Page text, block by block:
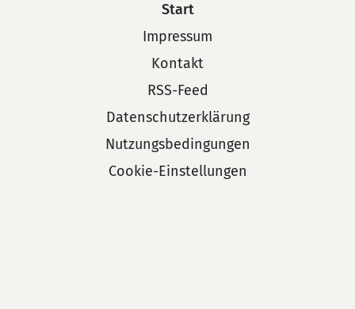
Start
Impressum
Kontakt
RSS-Feed
Datenschutzerklärung
Nutzungsbedingungen
Cookie-Einstellungen